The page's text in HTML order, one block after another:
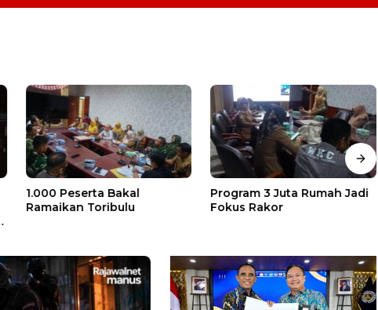
1.000 Peserta Bakal
Ramaikan Toribulu
Program 3 Juta Rumah Jadi
Fokus Rakor